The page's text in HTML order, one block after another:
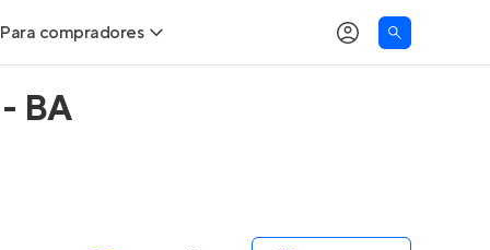
Para compradores
Buscar um imóvel novo
BA